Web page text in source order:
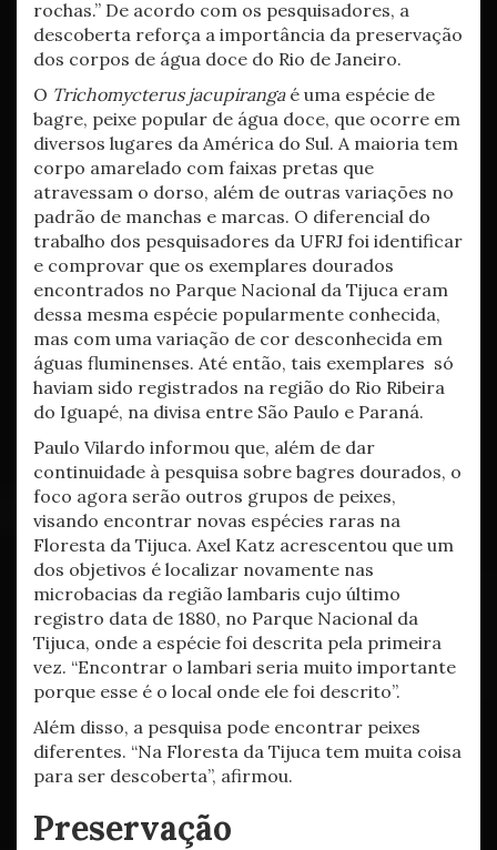
rochas.” De acordo com os pesquisadores, a
descoberta reforça a importância da preservação
dos corpos de água doce do Rio de Janeiro.
O Trichomycterus jacupirangaé uma espécie de
bagre, peixe popular de água doce, que ocorre em
diversos lugares da América do Sul. A maioria tem
corpo amarelado com faixas pretas que
atravessam o dorso, além de outras variações no
padrão de manchas e marcas. O diferencial do
trabalho dos pesquisadores da UFRJ foi identificar
e comprovar que os exemplares dourados
encontrados no Parque Nacional da Tijuca eram
dessa mesma espécie popularmente conhecida,
mas com uma variação de cor desconhecida em
águas fluminenses. Até então, tais exemplares só
haviam sido registrados na região do Rio Ribeira
do Iguapé, na divisa entre São Paulo e Paraná.
Paulo Vilardo informou que, além de dar
continuidade à pesquisa sobre bagres dourados, o
foco agora serão outros grupos de peixes,
visando encontrar novas espécies raras na
Floresta da Tijuca. Axel Katz acrescentou que um
dos objetivos é localizar novamente nas
microbacias da região lambaris cujo último
registro data de 1880, no Parque Nacional da
Tijuca, onde a espécie foi descrita pela primeira
vez. “Encontrar o lambari seria muito importante
porque esse é o local onde ele foi descrito”.
Além disso, a pesquisa pode encontrar peixes
diferentes. “Na Floresta da Tijuca tem muita coisa
para ser descoberta”, afirmou.
Preservação